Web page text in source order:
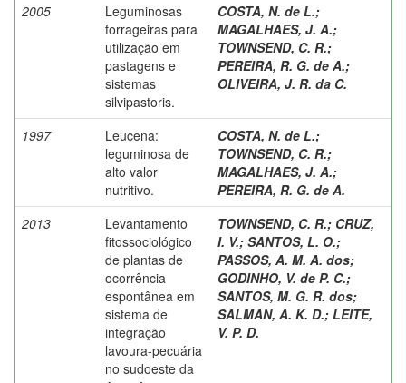
2005
Leguminosas
forrageiras para
utilização em
pastagens e
sistemas
silvipastoris.
COSTA, N. de L.;
MAGALHAES, J. A.;
TOWNSEND, C. R.;
PEREIRA, R. G. de A.;
OLIVEIRA, J. R. da C.
1997
Leucena:
leguminosa de
alto valor
nutritivo.
COSTA, N. de L.;
TOWNSEND, C. R.;
MAGALHAES, J. A.;
PEREIRA, R. G. de A.
2013
Levantamento
fitossociológico
de plantas de
ocorrência
espontânea em
sistema de
integração
lavoura-pecuária
no sudoeste da
TOWNSEND, C. R.; CRUZ,
I. V.; SANTOS, L. O.;
PASSOS, A. M. A. dos;
GODINHO, V. de P. C.;
SANTOS, M. G. R. dos;
SALMAN, A. K. D.; LEITE,
V. P. D.